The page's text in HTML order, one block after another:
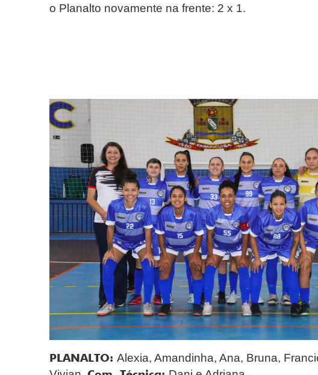
o Planalto novamente na frente: 2 x 1.
PLANALTO:Alexia, Amandinha, Ana, Bruna,